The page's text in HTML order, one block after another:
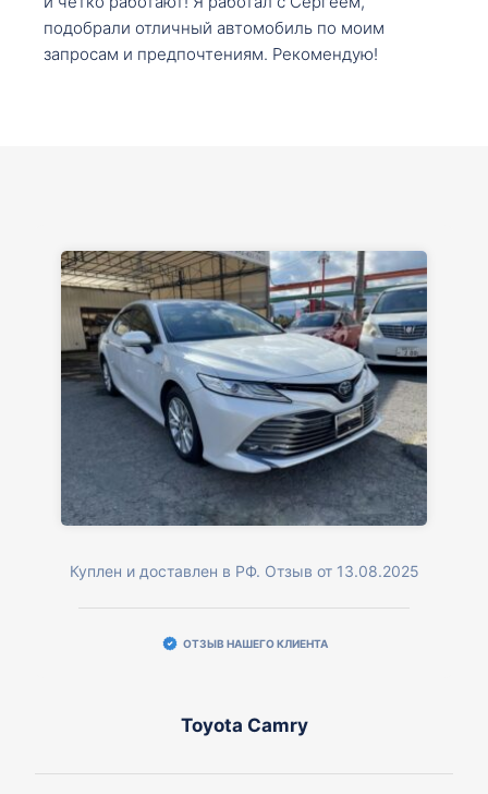
подобрали отличный автомобиль по моим
запросам и предпочтениям. Рекомендую!
Куплен и доставлен в РФ. Отзыв от 13.08.2025
ОТЗЫВ НАШЕГО КЛИЕНТА
Toyota Camry